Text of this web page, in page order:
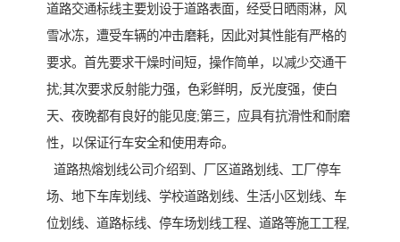
道路交通标线主要划设于道路表面，经受日晒雨淋，风
雪冰冻，遭受车辆的冲击磨耗，因此对其性能有严格的
要求。首先要求干燥时间短，操作简单，以减少交通干
扰;其次要求反射能力强，色彩鲜明，反光度强，使白
天、夜晚都有良好的能见度;第三，应具有抗滑性和耐磨
性，以保证行车安全和使用寿命。
道路热熔划线公司介绍到、厂区道路划线、工厂停车
场、地下车库划线、学校道路划线、生活小区划线、车
位划线、道路标线、停车场划线工程、道路等施工工程,